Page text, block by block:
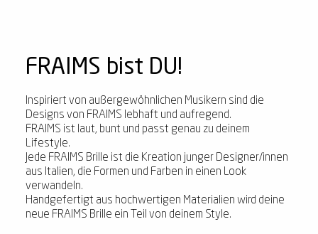
FRAIMS bist DU!
Inspiriert von außergewöhnlichen Musikern sind die
Designs von FRAIMS lebhaft und aufregend.
FRAIMS ist laut, bunt und passt genau zu deinem
Lifestyle.
Jede FRAIMS Brille ist die Kreation junger Designer/innen
aus Italien, die Formen und Farben in einen Look
verwandeln.
Handgefertigt aus hochwertigen Materialien wird deine
neue FRAIMS Brille ein Teil von deinem Style.